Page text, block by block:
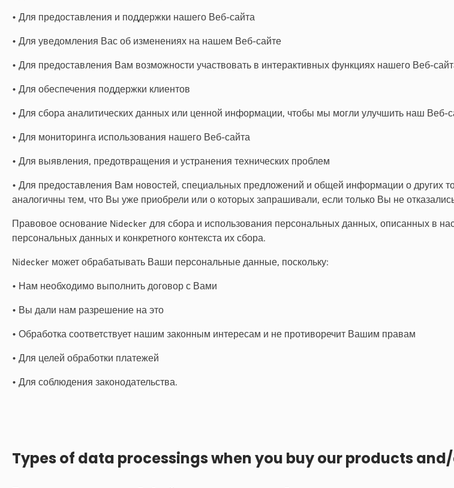
• Для предоставления и поддержки нашего Веб-сайта
• Для уведомления Вас об изменениях на нашем Веб-сайте
• Для предоставления Вам возможности участвовать в интерактивных функциях нашего Веб-
• Для обеспечения поддержки клиентов
• Для сбора аналитических данных или ценной информации, чтобы мы могли улучшить наш Веб-
• Для мониторинга использования нашего Веб-сайта
• Для выявления, предотвращения и устранения технических проблем
• Для предоставления Вам новостей, специальных предложений и общей информации о других
аналогичны тем, что Вы уже приобрели или о которых запрашивали, если только Вы не
Правовое основание Nidecker для сбора и использования персональных данных, описанных в
персональных данных и конкретного контекста их сбора.
Nidecker может обрабатывать Ваши персональные данные, поскольку:
• Нам необходимо выполнить договор с Вами
• Вы дали нам разрешение на это
• Обработка соответствует нашим законным интересам и не противоречит Вашим правам
• Для целей обработки платежей
• Для соблюдения законодательства.
Types of data processings when you buy our products